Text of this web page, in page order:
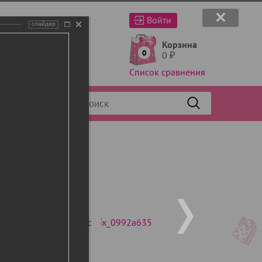
Войти
0
Корзина
0 ₽
Список сравнения
слайдер